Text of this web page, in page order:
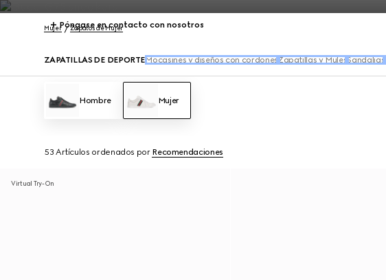
Póngase en contacto con nosotros
Mujer Zapatos de Mujer
ZAPATILLAS DE DEPORTE Mocasines y diseños con cordones Zapatillas y Mules Sandalias
Hombre Mujer
53 Artículos ordenados por Recomendaciones
Virtual Try-On